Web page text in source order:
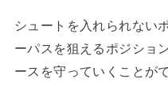
シュートを入れられない
ーパスを狙えるポジショ
ースを守っていくことが